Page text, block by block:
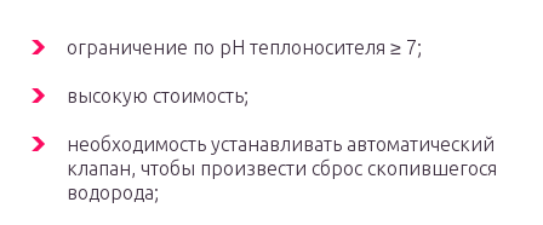
ограничение по pH теплоносителя ≥ 7;
высокую стоимость;
необходимость устанавливать автоматический
клапан, чтобы произвести сброс скопившегося
водорода;